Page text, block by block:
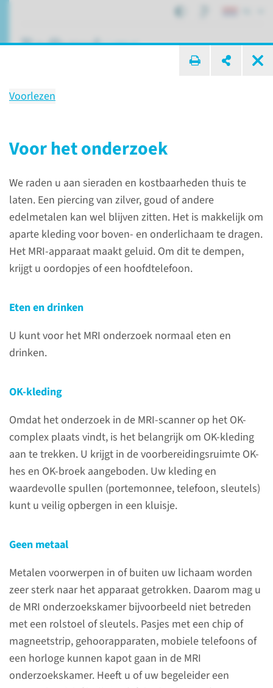
Voorlezen
Voor het onderzoek
We raden u aan sieraden en kostbaarheden thuis te
laten. Een piercing van zilver, goud of andere
edelmetalen kan wel blijven zitten. Het is makkelijk om
aparte kleding voor boven- en onderlichaam te dragen.
Het MRI-apparaat maakt geluid. Om dit te dempen,
krijgt u oordopjes of een hoofdtelefoon.
Eten en drinken
U kunt voor het MRI onderzoek normaal eten en
drinken.
OK-kleding
Omdat het onderzoek in de MRI-scanner op het OK-
complex plaats vindt, is het belangrijk om OK-kleding
aan te trekken. U krijgt in de voorbereidingsruimte OK-
hes en OK-broek aangeboden. Uw kleding en
waardevolle spullen (portemonnee, telefoon, sleutels)
kunt u veilig opbergen in een kluisje.
Geen metaal
Metalen voorwerpen in of buiten uw lichaam worden
zeer sterk naar het apparaat getrokken. Daarom mag u
de MRI onderzoekskamer bijvoorbeeld niet betreden
met een rolstoel of sleutels. Pasjes met een chip of
magneetstrip, gehoorapparaten, mobiele telefoons of
een horloge kunnen kapot gaan in de MRI
onderzoekskamer. Heeft u of uw begeleider een
met MRI-scan
Patiëntenzorg
Onderzoeken
Prostaatbiopsie (via de anus) met MRI-scan
We nemen op basis van de MRI-
scan stukjes weefsel weg in uw
prostaat (biopsie), om dit nader
te kunnen onderzoeken.
lees meer
Contact
(024) 361 45 29
contactformulier